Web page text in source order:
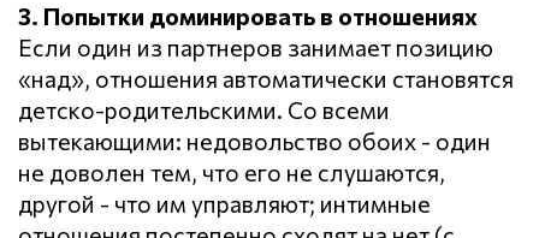
3. Попытки доминировать в отношениях
Если один из партнеров занимает позицию
«над», отношения автоматически становятся
детско-родительскими. Со всеми
вытекающими: недовольство обоих - один
не доволен тем, что его не слушаются,
другой - что им управляют; интимные